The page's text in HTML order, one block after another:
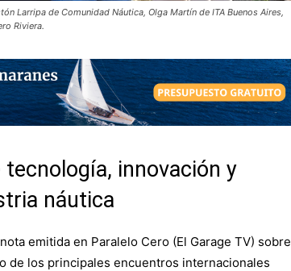
Larripa de Comunidad Náutica, Olga Martín de ITA Buenos Aires,
Riviera.
innovación y
náutica
emitida en Paralelo Cero (El Garage TV) sobre
de los principales encuentros internacionales